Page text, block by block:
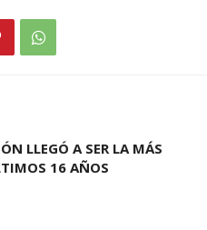
LLEGÓ A SER LA MÁS
16 AÑOS